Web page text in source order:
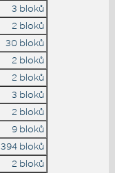
3 bloků
2 bloků
30 bloků
2 bloků
2 bloků
3 bloků
2 bloků
9 bloků
394 bloků
2 bloků